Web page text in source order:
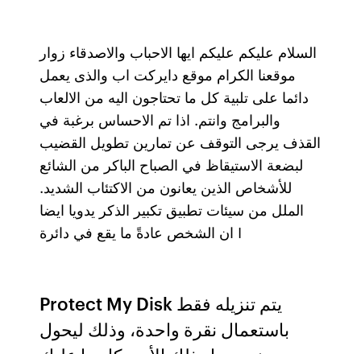
السلام عليكم عليكم ايها الاحباب والاصدقاء زوار
موقعنا الكرام موقع دايركت اب والذى يعمل
دائما على تلبية كل ما تحتاجون اليه من الالعاب
والبرامج وانتم. اذا تم الاحساس برغبة في
القذف يرجى التوقف عن تمارين تطويل القضيب
لبضعة الاستيقاظ في الصباح الباكر من الشائع
للأشخاص الذين يعانون من الاكتئاب الشديد.
الملل من سيئات تطبيق تكبير الذكر يدويا ايضا
ان الشخص عادةً ما يقع في دائرة I
Protect My Disk يتم تنزيله فقط
باستعمال نقرة واحدة، وذلك ليحول